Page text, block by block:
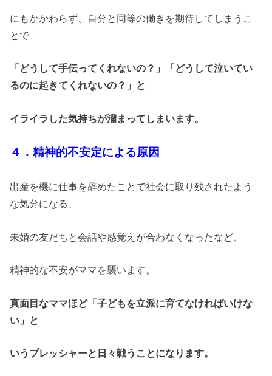
にもかかわらず、自分と同等の働きを期待してしまうこ
とで
「どうして手伝ってくれないの？」「どうして泣いてい
るのに起きてくれないの？」と
イライラした気持ちが溜まってしまいます。
４．精神的不安定による原因
出産を機に仕事を辞めたことで社会に取り残されたよう
な気分になる、
未婚の友だちと会話や感覚えが合わなくなったなど、
精神的な不安がママを襲います。
真面目なママほど「子どもを立派に育てなければいけな
い」と
いうプレッシャーと日々戦うことになります。